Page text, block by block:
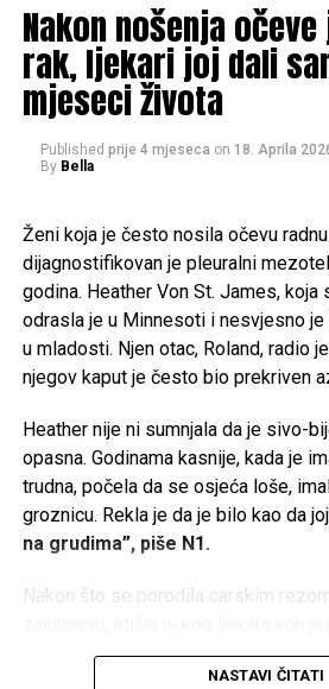
već sada sanja o povratku. Njegova
daje dodatnu dimenziju.
“Ovdje bih proizvodio vrhunski
sela, Postinje”, otkriva Dragan,
puno veći potencijal nego što se
Dok oni planiraju budućnost, njihova
dolaze u Postinje na odmor. Upravo
priče i nadu da će se i drugi,
dana vratiti. Ako ne prije, onda
Tweet
Mail
eura, haljina koju je dizajnerica
rađena je specijalno po njenim
cijena ove kreacije dostigla 8.000
Svoj skupocjeni vjenčani look
sandalama od 1.050 eura i bisernim
Nakon nošenja
rak, ljekari joj dali
mjeseci života
Published prije 4 mjeseca on 18. Aprila
By Bella
Ženi koja je često nosila očevu
dijagnostifikovan je pleuralni
godina. Heather Von St. James, koja
odrasla je u Minnesoti i nesvjesno
u mladosti. Njen otac, Roland, radio
njegov kaput je često bio prekriven
Heather nije ni sumnjala da je sivo-
opasna. Godinama kasnije, kada je
trudna, počela da se osjeća loše,
groznicu. Rekla je da je bilo kao da
na grudima”, piše N1.
Nakon što se porodila carskim
skeniranju, otkrivajući tumor u blizini
NASTAVI ČITATI